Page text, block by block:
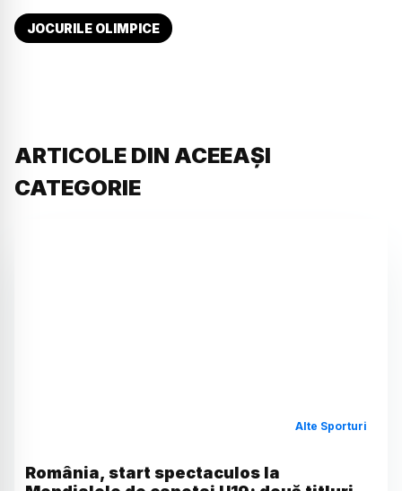
JOCURILE OLIMPICE
ARTICOLE DIN ACEEAȘI
CATEGORIE
Alte Sporturi
România, start spectaculos la